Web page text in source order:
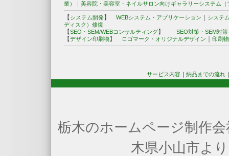
業）｜ 美容院・美容室・ネイルサロン向けギャラリーシステム（
【 システム開発】 WEBシステム・アプリケーション
システ
ディスク）修復
【SEO・SEM/WEBコンサルティング】 SEO対策・SEM対
【デザイン印刷物】 ロゴマーク・オリジナルデザイン 印刷
サービス内容｜ 納品までの流れ
栃木のホームページ制作
木県小山市よ